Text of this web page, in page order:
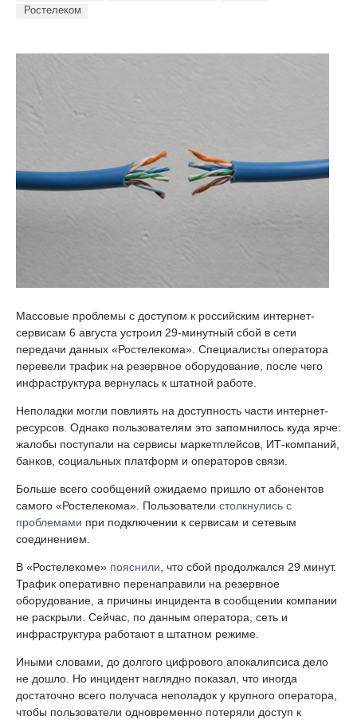
Ростелеком
Массовые проблемы с доступом к российским интернет-
сервисам 6 августа устроил 29-минутный сбой в сети
передачи данных «Ростелекома». Специалисты оператора
перевели трафик на резервное оборудование, после чего
инфраструктура вернулась к штатной работе.
Неполадки могли повлиять на доступность части интернет-
ресурсов. Однако пользователям это запомнилось куда ярче:
жалобы поступали на сервисы маркетплейсов, ИТ-компаний,
банков, социальных платформ и операторов связи.
Больше всего сообщений ожидаемо пришло от абонентов
самого «Ростелекома». Пользователи столкнулись с
проблемами при подключении к сервисам и сетевым
соединением.
В «Ростелекоме» пояснили, что сбой продолжался 29 минут.
Трафик оперативно перенаправили на резервное
оборудование, а причины инцидента в сообщении компании
не раскрыли. Сейчас, по данным оператора, сеть и
инфраструктура работают в штатном режиме.
Иными словами, до долгого цифрового апокалипсиса дело
не дошло. Но инцидент наглядно показал, что иногда
достаточно всего получаса неполадок у крупного оператора,
чтобы пользователи одновременно потеряли доступ к